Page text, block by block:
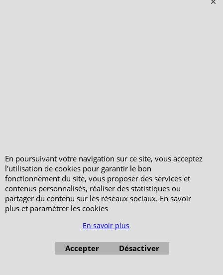
En poursuivant votre navigation sur ce site, vous acceptez
l'utilisation de cookies pour garantir le bon
fonctionnement du site, vous proposer des services et
contenus personnalisés, réaliser des statistiques ou
partager du contenu sur les réseaux sociaux. En savoir
plus et paramétrer les cookies
En savoir plus
Accepter Désactiver